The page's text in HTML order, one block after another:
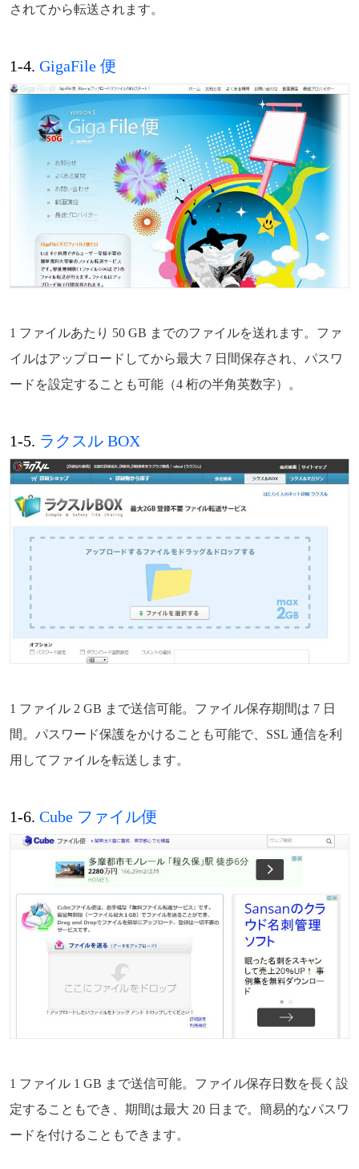
されてから転送されます。
1-4. GigaFile 便
1 ファイルあたり 50 GB までのファイルを送れます。ファ
イルはアップロードしてから最大 7 日間保存され、パスワ
ードを設定することも可能（4 桁の半角英数字）。
1-5. ラクスル BOX
1 ファイル 2 GB まで送信可能。ファイル保存期間は 7 日
間。パスワード保護をかけることも可能で、SSL 通信を利
用してファイルを転送します。
1-6. Cube ファイル便
1 ファイル 1 GB まで送信可能。ファイル保存日数を長く設
定することもでき、期間は最大 20 日まで。簡易的なパスワ
ードを付けることもできます。